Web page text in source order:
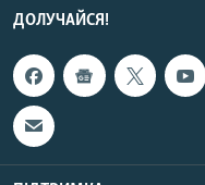
ДОЛУЧАЙСЯ!